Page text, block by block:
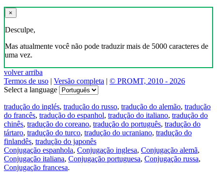
×
Desculpe,
Mas atualmente você não pode traduzir mais de 5000 caracteres de
uma vez.
volver arriba
Termos de uso | Versão completa | © PROMT, 2010 - 2026
Select a language
tradução do inglés, tradução do russo, tradução do alemão, tradução
do francês, tradução do espanhol, tradução do italiano, tradução do
chinês, tradução do coreano, tradução do português, tradução do
tártaro, tradução do turco, tradução do ucraniano, tradução do
finlandês, tradução do japonês
Conjugação espanhola, Conjugação inglesa, Conjugação alemã,
Conjugação italiana, Conjugação portuguesa, Conjugação russa,
Conjugação francesa.